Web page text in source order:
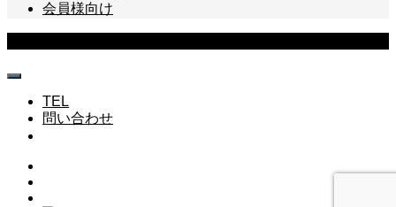
会員様向け
TEL
問い合わせ